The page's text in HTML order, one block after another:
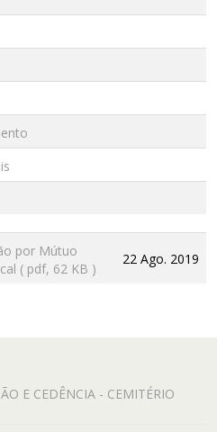
por Mútuo
( pdf, 62 KB )
22 Ago. 2019
E CEDÊNCIA - CEMITÉRIO